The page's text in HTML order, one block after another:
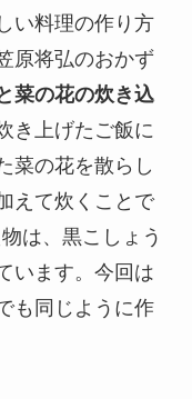
い料理の作り方
原将弘のおかず
菜の花の炊き込
き上げたご飯に
菜の花を散らし
えて炊くことで
は、黒こしょう
います。今回は
も同じように作